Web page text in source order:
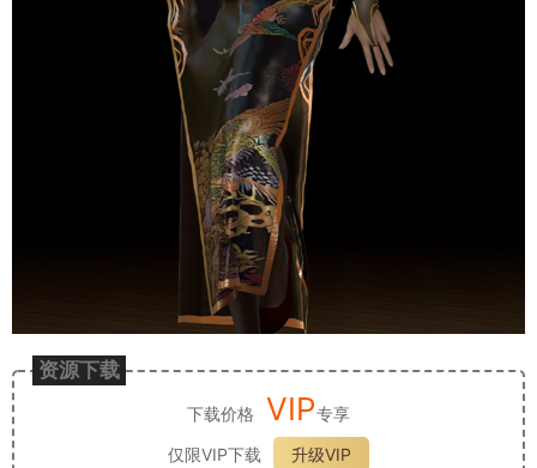
资源下载
下载价格 VIP专享
仅限VIP下载
升级VIP